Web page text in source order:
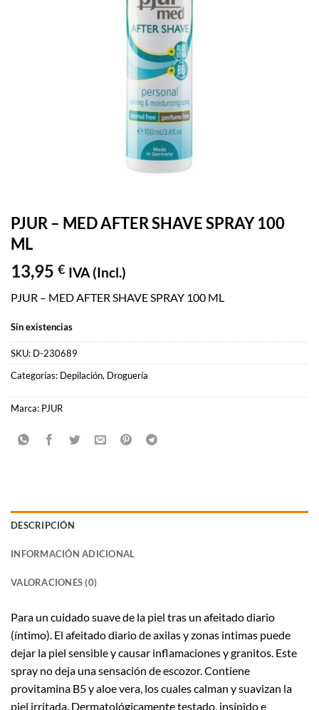
PJUR – MED AFTER SHAVE SPRAY 100
ML
13,95 € IVA (Incl.)
PJUR – MED AFTER SHAVE SPRAY 100 ML
Sin existencias
SKU: D-230689
Categorías: Depilación, Droguería
Marca: PJUR
DESCRIPCIÓN
INFORMACIÓN ADICIONAL
VALORACIONES (0)
Para un cuidado suave de la piel tras un afeitado diario
(íntimo). El afeitado diario de axilas y zonas intimas puede
dejar la piel sensible y causar inflamaciones y granitos. Este
spray no deja una sensación de escozor. Contiene
provitamina B5 y aloe vera, los cuales calman y suavizan la
piel irritada. Dermatológicamente testado, insípido e